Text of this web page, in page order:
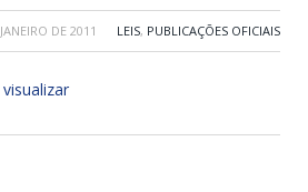
DE 2011 LEIS, PUBLICAÇÕES OFICIAIS